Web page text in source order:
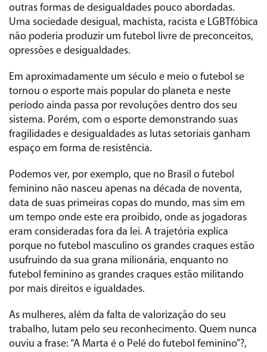
outras formas de desigualdades pouco abordadas.
Uma sociedade desigual, machista, racista e LGBTfóbica
não poderia produzir um futebol livre de preconceitos,
opressões e desigualdades.
Em aproximadamente um século e meio o futebol se
tornou o esporte mais popular do planeta e neste
período ainda passa por revoluções dentro dos seu
sistema. Porém, com o esporte demonstrando suas
fragilidades e desigualdades as lutas setoriais ganham
espaço em forma de resistência.
Podemos ver, por exemplo, que no Brasil o futebol
feminino não nasceu apenas na década de noventa,
data de suas primeiras copas do mundo, mas sim em
um tempo onde este era proibido, onde as jogadoras
eram consideradas fora da lei. A trajetória explica
porque no futebol masculino os grandes craques estão
usufruindo da sua grana milionária, enquanto no
futebol feminino as grandes craques estão militando
por mais direitos e igualdades.
As mulheres, além da falta de valorização do seu
trabalho, lutam pelo seu reconhecimento. Quem nunca
ouviu a frase: “A Marta é o Pelé do futebol feminino”?,